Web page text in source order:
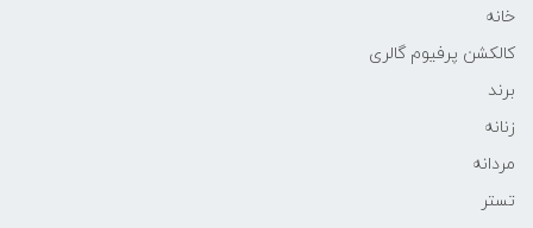
خانه
کالکشن پرفیوم گالری
برند
زنانه
مردانه
تستر